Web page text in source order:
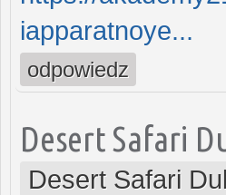
iapparatnoye...
odpowiedz
Desert Safari
Desert Safari